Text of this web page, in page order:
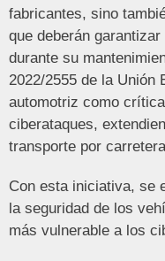
fabricantes, sino
que deberán
durante su
2022/2555 de la Unión
automotriz como
ciberataques,
transporte por
Con esta iniciativa, se
la seguridad de los
más vulnerable a los